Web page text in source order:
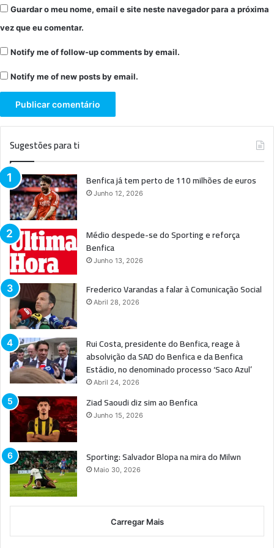
Guardar o meu nome, email e site neste navegador para a próxima
vez que eu comentar.
Notify me of follow-up comments by email.
Notify me of new posts by email.
Sugestões para ti
Benfica já tem perto de 110 milhões de euros
Junho 12, 2026
Médio despede-se do Sporting e reforça
Benfica
Junho 13, 2026
Frederico Varandas a falar à Comunicação Social
Abril 28, 2026
Rui Costa, presidente do Benfica, reage à
absolvição da SAD do Benfica e da Benfica
Estádio, no denominado processo ‘Saco Azul’
Abril 24, 2026
Ziad Saoudi diz sim ao Benfica
Junho 15, 2026
Sporting: Salvador Blopa na mira do Milwn
Maio 30, 2026
Carregar Mais